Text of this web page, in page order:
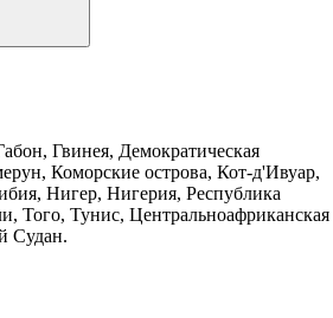
Гвинея, Демократическая
Коморские острова, Кот-д'Ивуар,
Нигер, Нигерия, Республика
Того, Тунис, Центральноафриканская
Судан.